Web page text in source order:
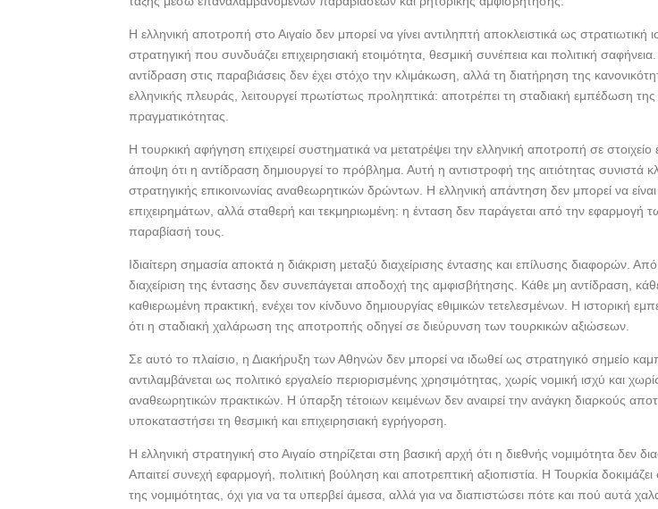
Η ελληνική αποτροπή στο Αιγαίο δεν μπορεί να γίνει αντιληπτή αποκλειστικά ως στρατιωτική
στρατηγική που συνδυάζει επιχειρησιακή ετοιμότητα, θεσμική συνέπεια και πολιτική
αντίδραση στις παραβιάσεις δεν έχει στόχο την κλιμάκωση, αλλά τη διατήρηση της
ελληνικής πλευράς, λειτουργεί πρωτίστως προληπτικά: αποτρέπει τη σταδιακή εμπέδωση
πραγματικότητας.
Η τουρκική αφήγηση επιχειρεί συστηματικά να μετατρέψει την ελληνική αποτροπή σε
άποψη ότι η αντίδραση δημιουργεί το πρόβλημα. Αυτή η αντιστροφή της αιτιότητας συνιστά
στρατηγικής επικοινωνίας αναθεωρητικών δρώντων. Η ελληνική απάντηση δεν μπορεί να
επιχειρημάτων, αλλά σταθερή και τεκμηριωμένη: η ένταση δεν παράγεται από την εφαρμογή
παραβίασή τους.
Ιδιαίτερη σημασία αποκτά η διάκριση μεταξύ διαχείρισης έντασης και επίλυσης διαφορών.
διαχείριση της έντασης δεν συνεπάγεται αποδοχή της αμφισβήτησης. Κάθε μη αντίδραση,
καθιερωμένη πρακτική, ενέχει τον κίνδυνο δημιουργίας εθιμικών τετελεσμένων. Η ιστορική
ότι η σταδιακή χαλάρωση της αποτροπής οδηγεί σε διεύρυνση των τουρκικών αξιώσεων.
Σε αυτό το πλαίσιο, η Διακήρυξη των Αθηνών δεν μπορεί να ιδωθεί ως στρατηγικό σημείο
αντιλαμβάνεται ως πολιτικό εργαλείο περιορισμένης χρησιμότητας, χωρίς νομική ισχύ και
αναθεωρητικών πρακτικών. Η ύπαρξη τέτοιων κειμένων δεν αναιρεί την ανάγκη διαρκούς
υποκαταστήσει τη θεσμική και επιχειρησιακή εγρήγορση.
Η ελληνική στρατηγική στο Αιγαίο στηρίζεται στη βασική αρχή ότι η διεθνής νομιμότητα δεν
Απαιτεί συνεχή εφαρμογή, πολιτική βούληση και αποτρεπτική αξιοπιστία. Η Τουρκία
της νομιμότητας, όχι για να τα υπερβεί άμεσα, αλλά για να διαπιστώσει πότε και πού αυτά